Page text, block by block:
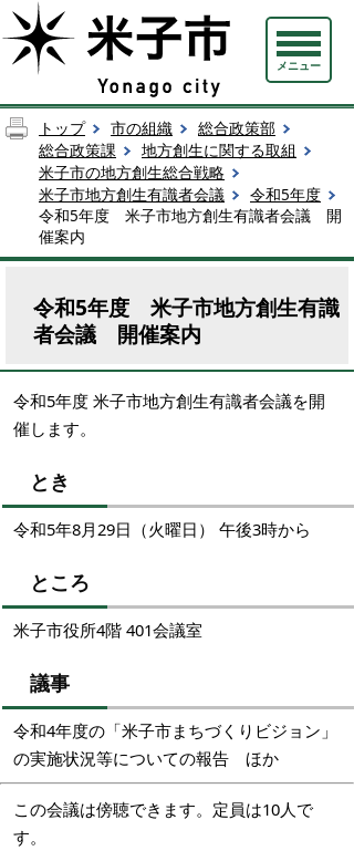
メニュー
トップ 市の組織
総合政策部
総合政策課
地方創生に関する取組
米子市の地方創生総合戦略
米子市地方創生有識者会議
令和5年度
令和5年度 米子市地方創生有識者会議 開
催案内
令和5年度 米子市地方創生有識
者会議 開催案内
令和5年度 米子市地方創生有識者会議を開
催します。
とき
令和5年8月29日（火曜日） 午後3時から
ところ
米子市役所4階 401会議室
議事
令和4年度の「米子市まちづくりビジョン」
の実施状況等についての報告 ほか
この会議は傍聴できます。定員は10人で
す。